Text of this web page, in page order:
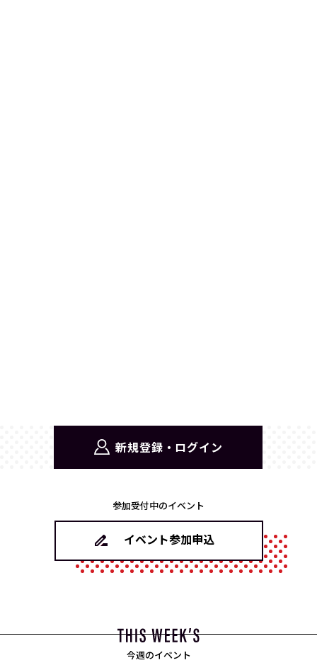
新規登録・ログイン
参加受付中のイベント
イベント参加申込
今週のイベント